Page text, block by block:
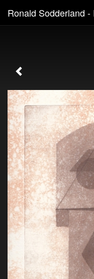
Ronald Sodderland -